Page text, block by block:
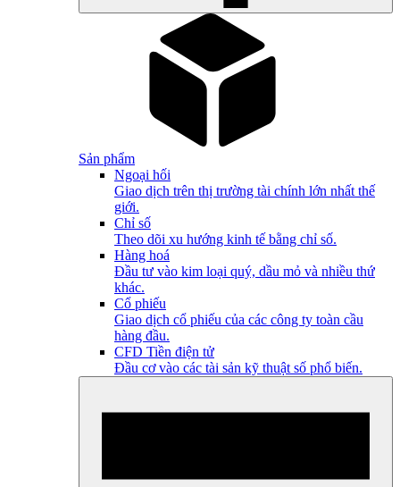
Sản phẩm
Ngoại hối
Giao dịch trên thị trường tài chính lớn nhất thế
giới.
Chỉ số
Theo dõi xu hướng kinh tế bằng chỉ số.
Hàng hoá
Đầu tư vào kim loại quý, dầu mỏ và nhiều thứ
khác.
Cổ phiếu
Giao dịch cổ phiếu của các công ty toàn cầu
hàng đầu.
CFD Tiền điện tử
Đầu cơ vào các tài sản kỹ thuật số phổ biến.